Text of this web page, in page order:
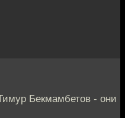
Бекмамбетов - они